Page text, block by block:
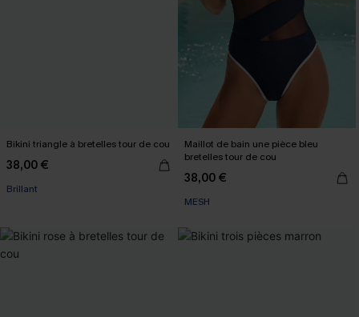
Bikini triangle à bretelles tour de cou
38,00 €
Brillant
Maillot de bain une pièce bleu
bretelles tour de cou
38,00 €
MESH